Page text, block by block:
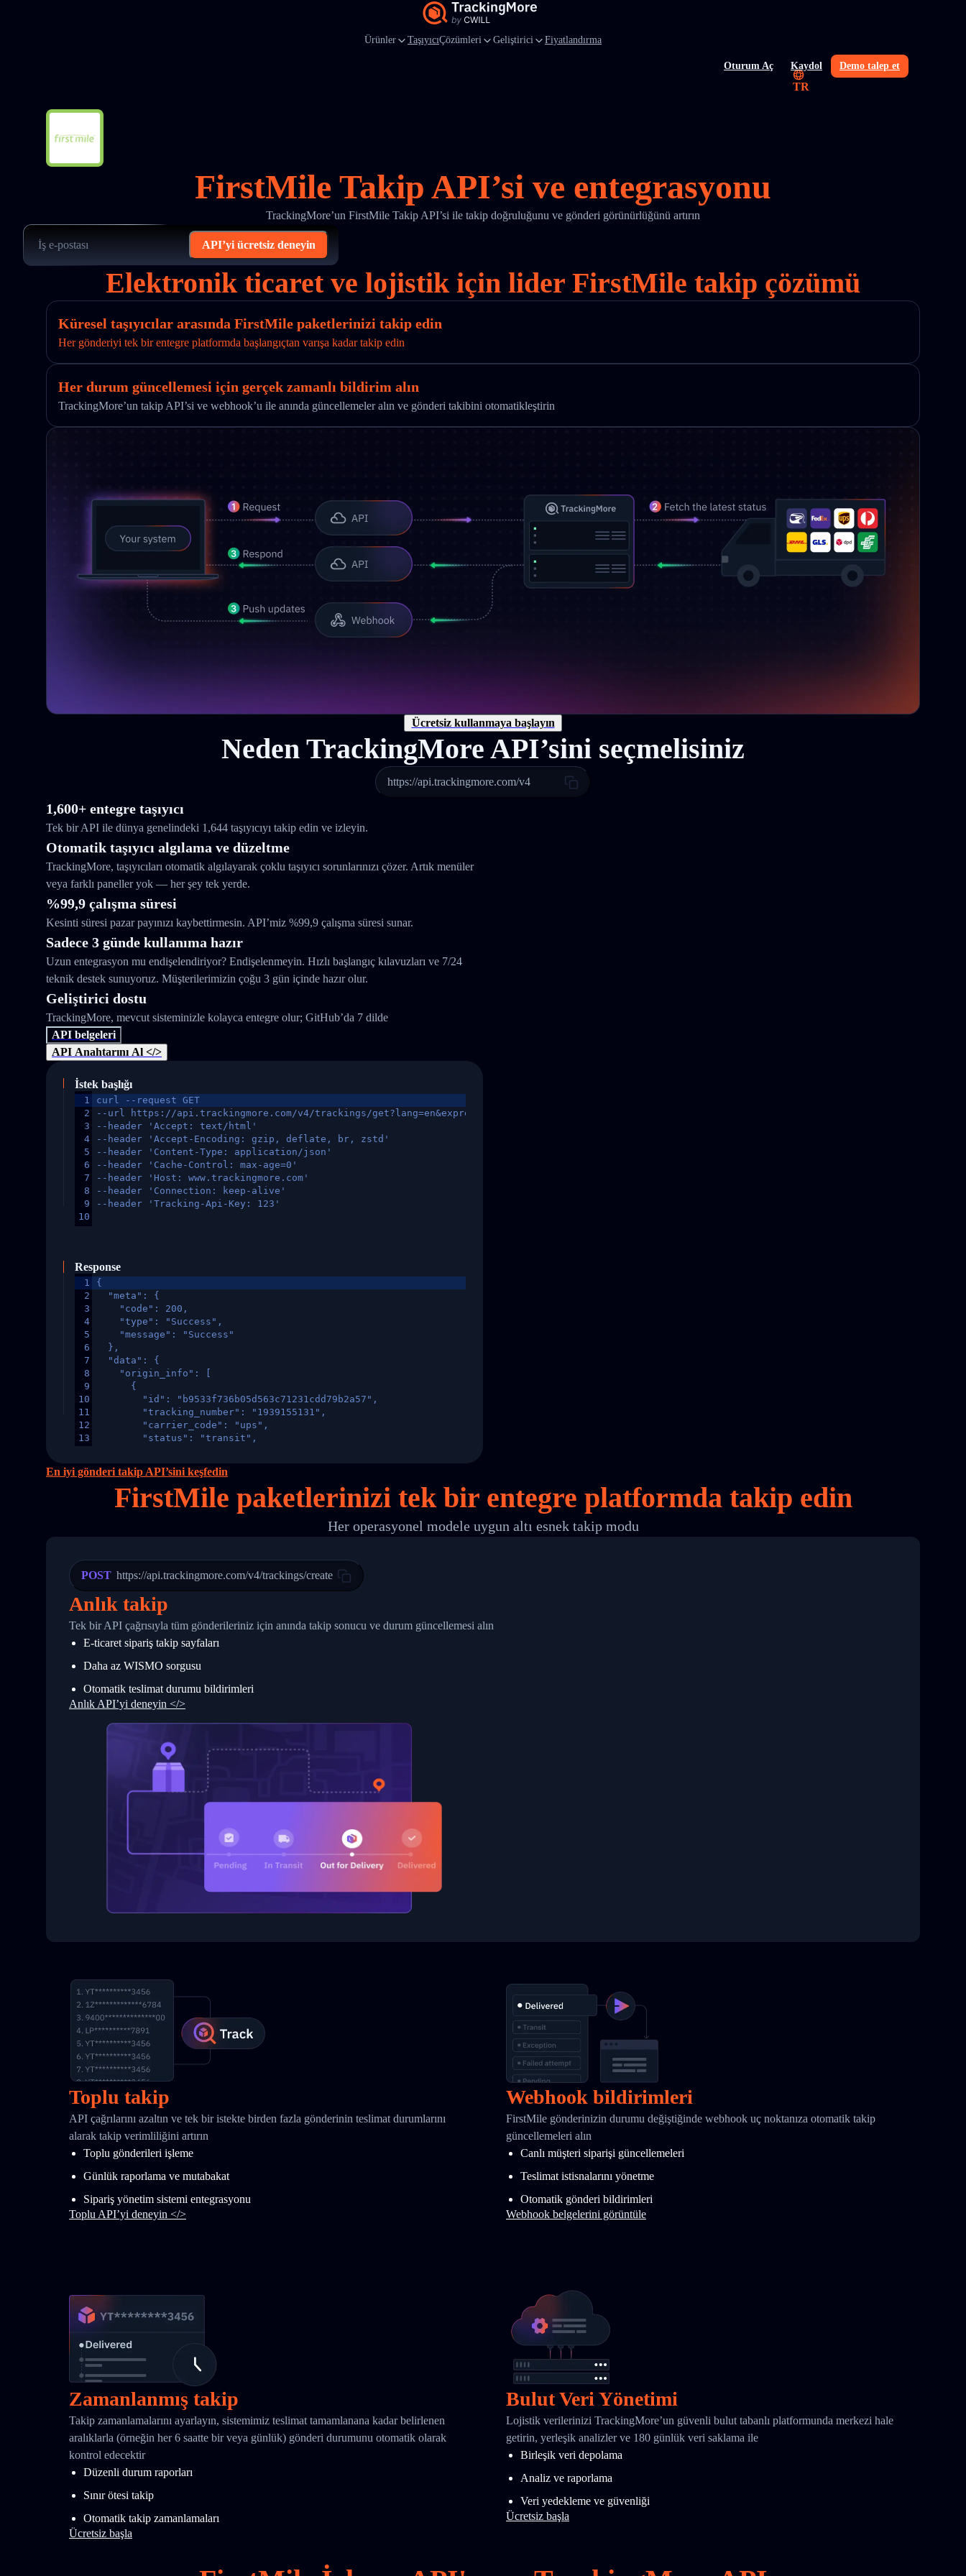
Ürünler TaşıyıcıÇözümleri Geliştirici Fiyatlandırma
Oturum Aç Kaydol Demo talep et
TR
FirstMile Takip API’si ve entegrasyonu
TrackingMore’un FirstMile Takip API’si ile takip doğruluğunu ve gönderi görünürlüğünü artırın
API’yi ücretsiz deneyin
Elektronik ticaret ve lojistik için lider FirstMile takip çözümü
Küresel taşıyıcılar arasında FirstMile paketlerinizi takip edin
Her gönderiyi tek bir entegre platformda başlangıçtan varışa kadar takip edin
Her durum güncellemesi için gerçek zamanlı bildirim alın
TrackingMore’un takip API’si ve webhook’u ile anında güncellemeler alın ve gönderi takibini otomatikleştirin
Ücretsiz kullanmaya başlayın
Neden TrackingMore API’sini seçmelisiniz
https://api.trackingmore.com/v4
1,600+ entegre taşıyıcı
Tek bir API ile dünya genelindeki 1,644 taşıyıcıyı takip edin ve izleyin.
Otomatik taşıyıcı algılama ve düzeltme
TrackingMore, taşıyıcıları otomatik algılayarak çoklu taşıyıcı sorunlarınızı çözer. Artık menüler
veya farklı paneller yok — her şey tek yerde.
%99,9 çalışma süresi
Kesinti süresi pazar payınızı kaybettirmesin. API’miz %99,9 çalışma süresi sunar.
Sadece 3 günde kullanıma hazır
Uzun entegrasyon mu endişelendiriyor? Endişelenmeyin. Hızlı başlangıç kılavuzları ve 7/24
teknik destek sunuyoruz. Müşterilerimizin çoğu 3 gün içinde hazır olur.
Geliştirici dostu
TrackingMore, mevcut sisteminizle kolayca entegre olur; GitHub’da 7 dilde
API belgeleri
API Anahtarını Al </>
İstek başlığı
1
2
3
4
5
6
7
8
9
10
curl --request GET
--url https://api.trackingmore.com/v4/trackings/get?lang=en&express=ups&tracknumber=1939155131
--header 'Accept: text/html'
--header 'Accept-Encoding: gzip, deflate, br, zstd'
--header 'Content-Type: application/json'
--header 'Cache-Control: max-age=0'
--header 'Host: www.trackingmore.com'
--header 'Connection: keep-alive'
--header 'Tracking-Api-Key: 123'
Response
1
2
3
4
5
6
7
8
9
10
11
12
13
16
24
25
26
27
28
29
31
32
34
{
  "meta": {
    "code": 200,
    "type": "Success",
    "message": "Success"
  },
  "data": {
    "origin_info": [
      {
        "id": "b9533f736b05d563c71231cdd79b2a57",
        "tracking_number": "1939155131",
        "carrier_code": "ups",
        "status": "transit",
        "itemTimeLength": 2,
        "weblink": "",
        "phone": null,
            "Details": "Departed Facility in HONG KONG-HONG KONG, HONG KONG-HONG KONG,2017-03-08 04:22:00"
          },
          {
            "Date": "2017-03-06 15:28:00",
            "StatusDescription": "Shipment picked up",
            "Details": "BEIJING-CHINA,PEOPLES REPUBLIC"
          }
      }
    ]
}
En iyi gönderi takip API’sini keşfedin
FirstMile paketlerinizi tekbir entegre platformda takip edin
Her operasyonel modele uygun altı esnek takip modu
POST https://api.trackingmore.com/v4/trackings/create
Anlık takip
Tek bir API çağrısıyla tüm gönderileriniz için anında takip sonucu ve durum güncellemesi alın
E-ticaret sipariş takip sayfaları
Daha az WISMO sorgusu
Otomatik teslimat durumu bildirimleri
Anlık API’yi deneyin </>
Toplu takip
API çağrılarını azaltın ve tek bir istekte birden fazla gönderinin teslimat durumlarını
alarak takip verimliliğini artırın
Toplu gönderileri işleme
Günlük raporlama ve mutabakat
Sipariş yönetim sistemi entegrasyonu
Toplu API’yi deneyin </>
Webhook bildirimleri
FirstMile gönderinizin durumu değiştiğinde webhook uç noktanıza otomatik takip
güncellemeleri alın
Canlı müşteri siparişi güncellemeleri
Teslimat istisnalarını yönetme
Otomatik gönderi bildirimleri
Webhook belgelerini görüntüle
Zamanlanmış takip
Takip zamanlamalarını ayarlayın, sistemimiz teslimat tamamlanana kadar belirlenen
aralıklarla (örneğin her 6 saatte bir veya günlük) gönderi durumunu otomatik olarak
kontrol edecektir
Düzenli durum raporları
Sınır ötesi takip
Otomatik takip zamanlamaları
Ücretsiz başla
Bulut Veri Yönetimi
Lojistik verilerinizi TrackingMore’un güvenli bulut tabanlı platformunda merkezi hale
getirin, yerleşik analizler ve 180 günlük veri saklama ile
Birleşik veri depolama
Analiz ve raporlama
Veri yedekleme ve güvenliği
Ücretsiz başla